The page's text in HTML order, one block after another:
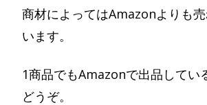
商材によってはAmazonよりも
います。
1商品でもAmazonで出品してい
どうぞ。